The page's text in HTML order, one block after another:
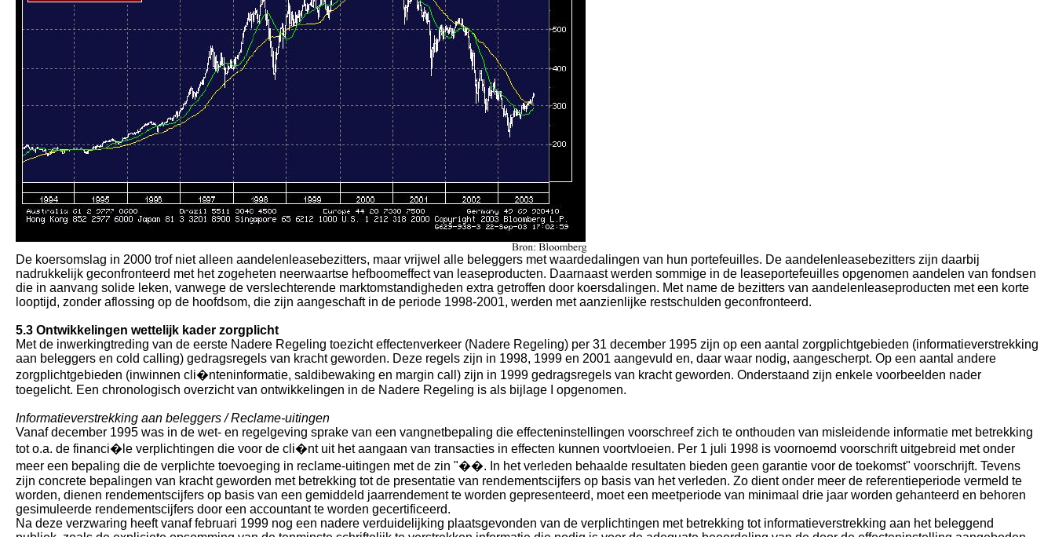
De koersomslag in 2000 trof niet alleen aandelenleasebezitters, maar vrijwel alle beleggers met waardedalingen van hun portefeuilles. De aandelenleasebezitters zijn daarbij
nadrukkelijk geconfronteerd met het zogeheten neerwaartse hefboomeffect van leaseproducten. Daarnaast werden sommige in de leaseportefeuilles opgenomen aandelen van fondsen
die in aanvang solide leken, vanwege de verslechterende marktomstandigheden extra getroffen door koersdalingen. Met name de bezitters van aandelenleaseproducten met een korte
looptijd, zonder aflossing op de hoofdsom, die zijn aangeschaft in de periode 1998-2001, werden met aanzienlijke restschulden geconfronteerd.
5.3 Ontwikkelingen wettelijk kader zorgplicht
Met de inwerkingtreding van de eerste Nadere Regeling toezicht effectenverkeer (Nadere Regeling) per 31 december 1995 zijn op een aantal zorgplichtgebieden (informatieverstrekking
aan beleggers en cold calling) gedragsregels van kracht geworden. Deze regels zijn in 1998, 1999 en 2001 aangevuld en, daar waar nodig, aangescherpt. Op een aantal andere
zorgplichtgebieden (inwinnen cli�nteninformatie, saldibewaking en margin call) zijn in 1999 gedragsregels van kracht geworden. Onderstaand zijn enkele voorbeelden nader
toegelicht. Een chronologisch overzicht van ontwikkelingen in de Nadere Regeling is als bijlage I opgenomen.
Informatieverstrekking aan beleggers / Reclame-uitingen
Vanaf december 1995 was in de wet- en regelgeving sprake van een vangnetbepaling die effecteninstellingen voorschreef zich te onthouden van misleidende informatie met betrekking
tot o.a. de financi�le verplichtingen die voor de cli�nt uit het aangaan van transacties in effecten kunnen voortvloeien. Per 1 juli 1998 is voornoemd voorschrift uitgebreid met onder
meer een bepaling die de verplichte toevoeging in reclame-uitingen met de zin "��. In het verleden behaalde resultaten bieden geen garantie voor de toekomst" voorschrijft. Tevens
zijn concrete bepalingen van kracht geworden met betrekking tot de presentatie van rendementscijfers op basis van het verleden. Zo dient onder meer de referentieperiode vermeld te
worden, dienen rendementscijfers op basis van een gemiddeld jaarrendement te worden gepresenteerd, moet een meetperiode van minimaal drie jaar worden gehanteerd en behoren
gesimuleerde rendementscijfers door een accountant te worden gecertificeerd.
Na deze verzwaring heeft vanaf februari 1999 nog een nadere verduidelijking plaatsgevonden van de verplichtingen met betrekking tot informatieverstrekking aan het beleggend